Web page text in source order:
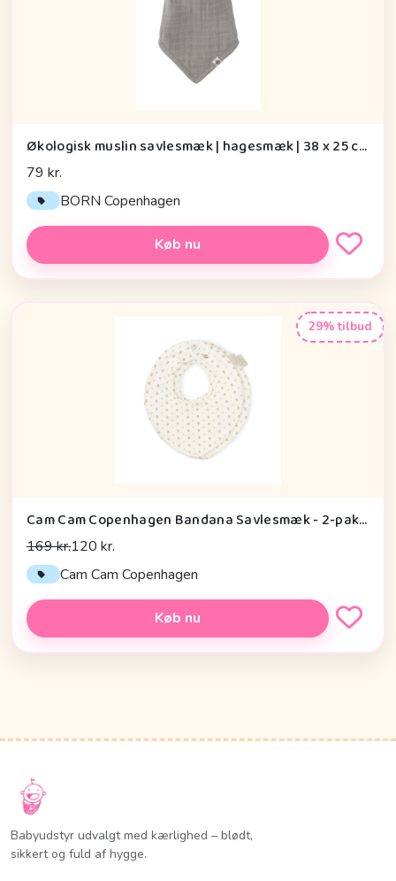
Økologisk muslin savlesmæk | hagesmæk | 38 x 25 cm | BORN Copenhagen, Dark Grey
79 kr.
BORN Copenhagen
Køb nu
29% tilbud
Cam Cam Copenhagen Bandana Savlesmæk - 2-pak - GOTS - Rowan
169 kr.120 kr.
Cam Cam Copenhagen
Køb nu
Babyudstyr udvalgt med kærlighed – blødt,
sikkert og fuld af hygge.